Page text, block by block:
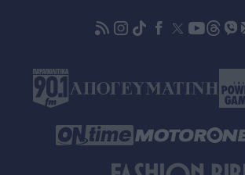
πάρκο και αναμμένο τσιγάρο τα αίτια